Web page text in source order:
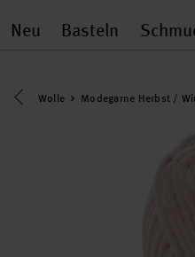
Neu
Neu
Basteln
Eine Kategorie zurück
Wolle Modegarne Herbst /